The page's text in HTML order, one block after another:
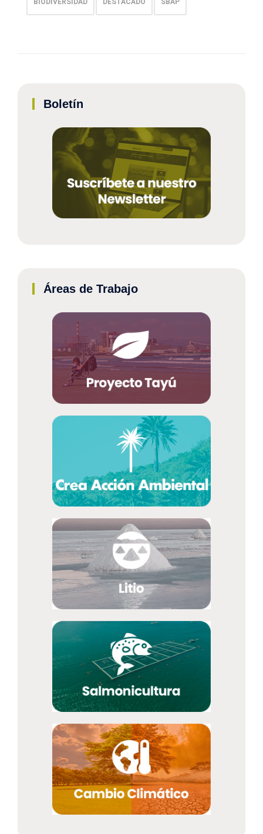
BIODIVERSIDAD DESTACADO SBAP
Boletín
Áreas de Trabajo